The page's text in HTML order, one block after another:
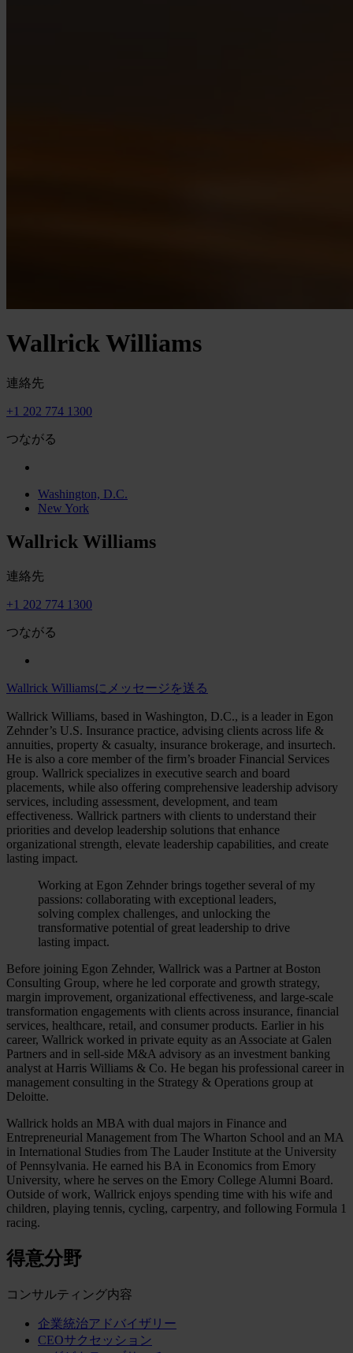
Wallrick Williams
連絡先
+1 202 774 1300
つながる
Washington, D.C.
New York
Wallrick Williams
連絡先
+1 202 774 1300
つながる
Wallrick Williamsにメッセージを送る
Wallrick Williams, based in Washington, D.C., is a leader in Egon
Zehnder’s U.S. Insurance practice, advising clients across life &
annuities, property & casualty, insurance brokerage, and insurtech.
He is also a core member of the firm’s broader Financial Services
group. Wallrick specializes in executive search and board
placements, while also offering comprehensive leadership advisory
services, including assessment, development, and team
effectiveness. Wallrick partners with clients to understand their
priorities and develop leadership solutions that enhance
organizational strength, elevate leadership capabilities, and create
lasting impact.
Working at Egon Zehnder brings together several of my
passions: collaborating with exceptional leaders,
solving complex challenges, and unlocking the
transformative potential of great leadership to drive
lasting impact.
Before joining Egon Zehnder, Wallrick was a Partner at Boston
Consulting Group, where he led corporate and growth strategy,
margin improvement, organizational effectiveness, and large-scale
transformation engagements with clients across insurance, financial
services, healthcare, retail, and consumer products. Earlier in his
career, Wallrick worked in private equity as an Associate at Galen
Partners and in sell-side M&A advisory as an investment banking
analyst at Harris Williams & Co. He began his professional career in
management consulting in the Strategy & Operations group at
Deloitte.
Wallrick holds an MBA with dual majors in Finance and
Entrepreneurial Management from The Wharton School and an MA
in International Studies from The Lauder Institute at the University
of Pennsylvania. He earned his BA in Economics from Emory
University, where he serves on the Emory College Alumni Board.
Outside of work, Wallrick enjoys spending time with his wife and
children, playing tennis, cycling, carpentry, and following Formula 1
racing.
得意分野
コンサルティング内容
企業統治アドバイザリー
CEOサクセッション